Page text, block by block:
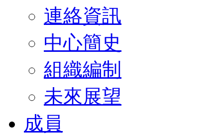
連絡資訊
中心簡史
組織編制
未來展望
成員